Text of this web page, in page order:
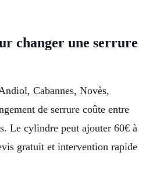
changer une serrure
Cabannes, Novès,
de serrure coûte entre
Le cylindre peut ajouter 60€ à
gratuit et intervention rapide